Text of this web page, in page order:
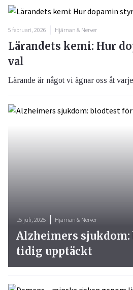
5 februari, 2026 Hjärnan & Nerver
Lärandets kemi: Hur
val
Lärande är något vi ägnar oss åt
15 juli, 2025 Hjärnan & Nerver
Alzheimers
tidig upptäckt